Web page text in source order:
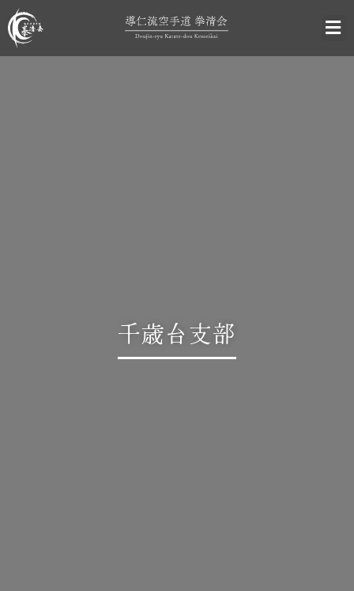
千歳台支部